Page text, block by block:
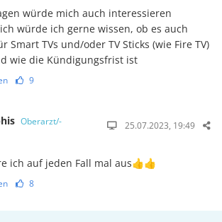
würde mich auch interessieren
würde ich gerne wissen, ob es auch
Smart TVs und/oder TV Sticks (wie Fire TV)
wie die Kündigungsfrist ist
9
Oberarzt/-
25.07.2023, 19:49
ich auf jeden Fall mal aus👍👍
8